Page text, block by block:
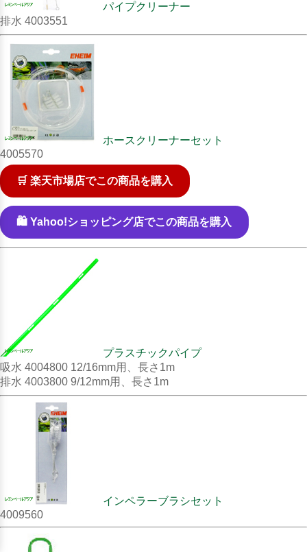
パイプクリーナー
排水 4003551
ホースクリーナーセット
4005570
🛒 楽天市場店でこの商品を購入
🛍️ Yahoo!ショッピング店でこの商品を購入
プラスチックパイプ
吸水 4004800 12/16mm用、長さ1m
排水 4003800 9/12mm用、長さ1m
インペラーブラシセット
4009560